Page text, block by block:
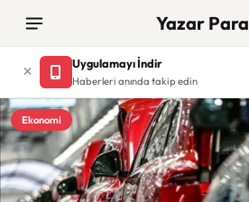
Yazar Para
Uygulamayı İndir
Haberleri anında takip edin
Ekonomi